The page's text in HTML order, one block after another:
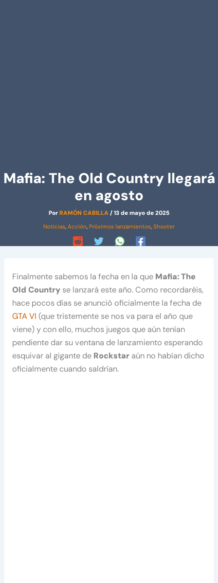
Mafia: The Old Country llegará
en agosto
PorRAMÓN CABILLA/13 de mayo de 2025
Noticias,Acción, Próximos lanzamientos,Shooter
Finalmente sabemos la fecha en la que Mafia: The
Old Country se lanzará este año. Como recordaréis,
hace pocos días se anunció oficialmente la fecha de
GTA VI (que tristemente se nos va para el año que
viene) y con ello, muchos juegos que aún tenían
pendiente dar su ventana de lanzamiento esperando
esquivar al gigante de Rockstar aún no habían dicho
oficialmente cuando saldrían.